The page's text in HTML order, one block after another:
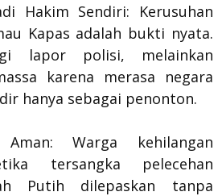
Hakim Sendiri: Kerusuhan
Kapas adalah bukti nyata.
lapor polisi, melainkan
karena merasa negara
hanya sebagai penonton.
Aman: Warga kehilangan
tersangka pelecehan
Putih dilepaskan tanpa